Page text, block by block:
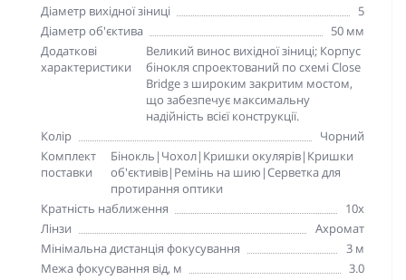
Діаметр вихідної зіниці
5
Діаметр об'єктива
50 мм
Додаткові
характеристики
Великий винос вихідної зіниці; Корпус
бінокля спроектований по схемі Close
Bridge з широким закритим мостом,
що забезпечує максимальну
надійність всієї конструкції.
Колір
Чорний
Комплект
поставки
Бінокль|Чохол|Кришки окулярів|Кришки
об'єктивів|Ремінь на шию|Серветка для
протирання оптики
Кратність наближення
10x
Лінзи
Ахромат
Мінімальна дистанція фокусування
3 м
Межа фокусування від, м
3.0